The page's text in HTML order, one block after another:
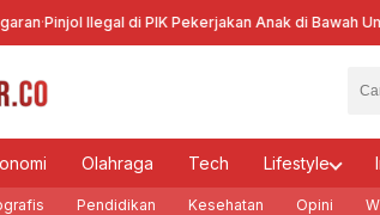
·Pinjol Ilegal di PIK Pekerjakan Anak di Bawah
Olahraga Tech Lifestyle
Pendidikan Kesehatan Opini